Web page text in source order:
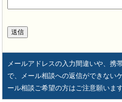
メールアドレスの入力間違いや、携
で、メール相談への返信ができない
ール相談ご希望の方はご注意願います